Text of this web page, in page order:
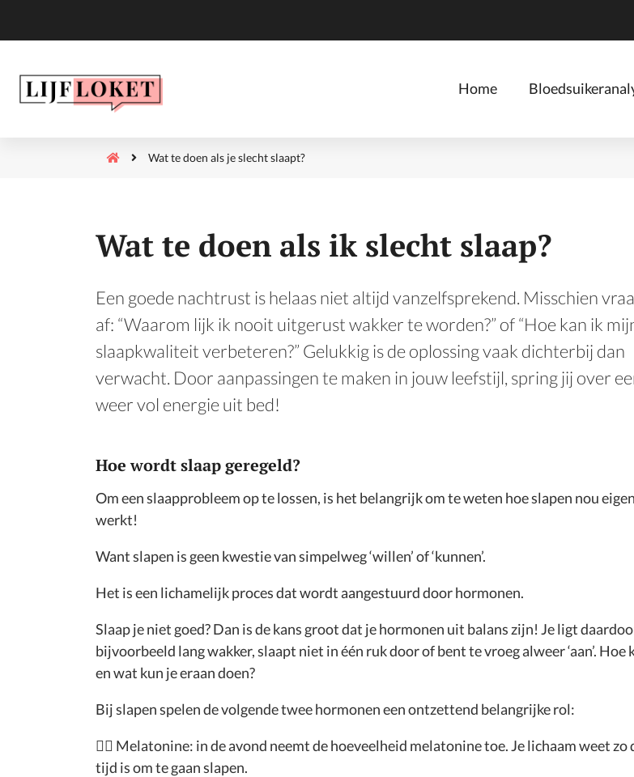
Home
Wat te doen als je slecht slaapt?
Wat te doen als ik slecht slaap?
Een goede nachtrust is helaas niet altijd vanzelfsprekend. Misschien
af: “Waarom lijk ik nooit uitgerust wakker te worden?” of “Hoe kan ik
slaapkwaliteit verbeteren?” Gelukkig is de oplossing vaak dichterbij dan
verwacht. Door aanpassingen te maken in jouw leefstijl, spring jij over
weer vol energie uit bed!
Hoe wordt slaap geregeld?
Om een slaapprobleem op te lossen, is het belangrijk om te weten hoe slapen nou
werkt!
Want slapen is geen kwestie van simpelweg ‘willen’ of ‘kunnen’.
Het is een lichamelijk proces dat wordt aangestuurd door hormonen.
Slaap je niet goed? Dan is de kans groot dat je hormonen uit balans zijn! Je ligt
bijvoorbeeld lang wakker, slaapt niet in één ruk door of bent te vroeg alweer ‘aan’. Hoe
en wat kun je eraan doen?
Bij slapen spelen de volgende twee hormonen een ontzettend belangrijke rol:
👉🏻 Melatonine: in de avond neemt de hoeveelheid melatonine toe. Je lichaam weet zo
tijd is om te gaan slapen.